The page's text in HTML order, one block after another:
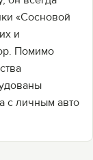
«Сосновой
и
Помимо
с личным авто